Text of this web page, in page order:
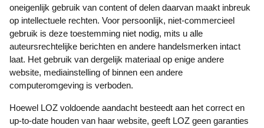
oneigenlijk gebruik van content of delen daarvan maakt inbreuk
op intellectuele rechten. Voor persoonlijk, niet-commercieel
gebruik is deze toestemming niet nodig, mits u alle
auteursrechtelijke berichten en andere handelsmerken intact
laat. Het gebruik van dergelijk materiaal op enige andere
website, mediainstelling of binnen een andere
computeromgeving is verboden.
Hoewel LOZ voldoende aandacht besteedt aan het correct en
up-to-date houden van haar website, geeft LOZ geen garanties